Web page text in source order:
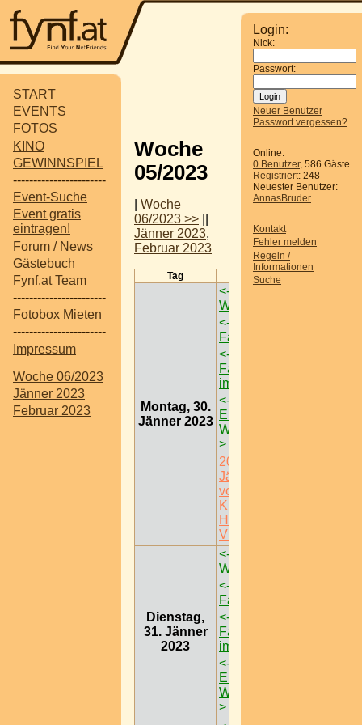
START
EVENTS
FOTOS
KINO
GEWINNSPIEL
-----------------------
Event-Suche
Event gratis
eintragen!
Forum / News
Gästebuch
Fynf.at Team
-----------------------
Fotobox Mieten
-----------------------
Impressum
Woche 06/2023
Jänner 2023
Februar 2023
Login:
Nick:
Passwort:
Neuer Benutzer
Passwort vergessen?
Online:
0 Benutzer, 586 Gäste
Registriert: 248
Neuester Benutzer:
AnnasBruder
Kontakt
Fehler melden
Regeln /
Informationen
Suche
Woche
05/2023
Woche
06/2023 >>
Jänner 2023,
Februar 2023
Tag Termine
Montag, 30.
Jänner 2023
<-
Wien
<-
Family Affairs
<-
Familienausflug
im Lichterwald
<-
Eistraum 2023 @
Wiener Rathaus
>
20:00
Jägerball I Ball
vom Grünen
Kreuz @
HOFBURG
Vienna
Dienstag,
31. Jänner
2023
<-
Wien
<-
Family Affairs
<-
Familienausflug
im Lichterwald
<-
Eistraum 2023 @
Wiener Rathaus
>